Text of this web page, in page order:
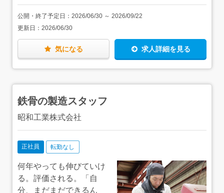
公開・終了予定日： 2026/06/30 ～ 2026/09/22
更新日： 2026/06/30
気になる 求人詳細を見る
鉄骨の製造スタッフ
昭和工業株式会社
正社員 転勤なし
何年やっても伸びていけ
る。評価される。「自
分、まだまだできるん